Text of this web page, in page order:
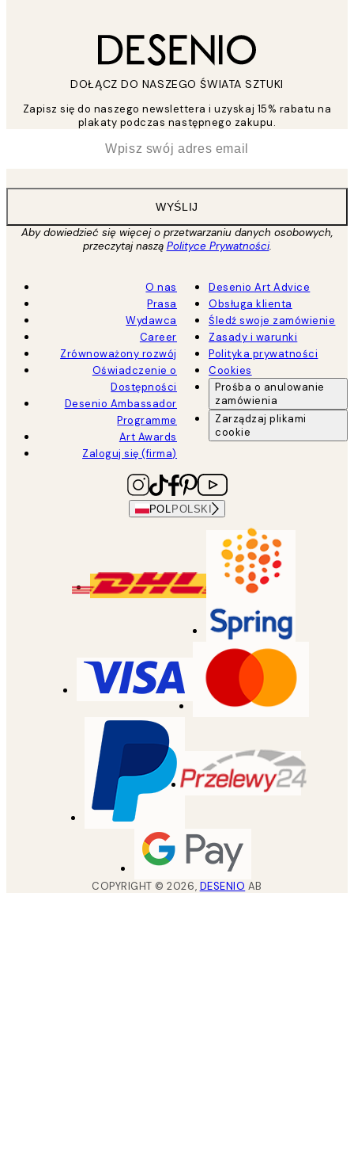
DOŁĄCZ DO NASZEGO ŚWIATA SZTUKI
Zapisz się do naszego newslettera i uzyskaj 15% rabatu na
plakaty podczas następnego zakupu.
WYŚLIJ
Aby dowiedzieć się więcej o przetwarzaniu danych osobowych,
przeczytaj naszą Polityce Prywatności.
O nas
Prasa
Wydawca
Career
Zrównoważony rozwój
Oświadczenie o
Dostępności
Desenio Ambassador
Programme
Art Awards
Zaloguj się (firma)
Desenio Art Advice
Obsługa klienta
Śledź swoje zamówienie
Zasady i warunki
Polityka prywatności
Cookies
Prośba o anulowanie
zamówienia
Zarządzaj plikami
cookie
POL POLSKI
COPYRIGHT ©2026, DESENIO AB